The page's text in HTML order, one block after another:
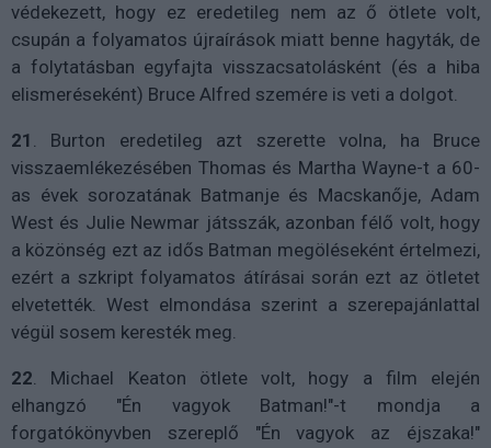
védekezett, hogy ez eredetileg nem az ő ötlete volt,
csupán a folyamatos újraírások miatt benne hagyták, de
a folytatásban egyfajta visszacsatolásként (és a hiba
elismeréseként) Bruce Alfred szemére is veti a dolgot.
21 . Burton eredetileg azt szerette volna, ha Bruce
visszaemlékezésében Thomas és Martha Wayne-t a 60-
as évek sorozatának Batmanje és Macskanője, Adam
West és Julie Newmar játsszák, azonban félő volt, hogy
a közönség ezt az idős Batman megöléseként értelmezi,
ezért a szkript folyamatos átírásai során ezt az ötletet
elvetették. West elmondása szerint a szerepajánlattal
végül sosem keresték meg.
22. Michael Keaton ötlete volt, hogy a film elején
elhangzó "Én vagyok Batman!"-t mondja a
forgatókönyvben szereplő "Én vagyok az éjszaka!"